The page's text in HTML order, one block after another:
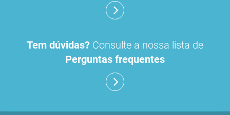
Tem dúvidas? Consulte a nossa lista de
Perguntas frequentes